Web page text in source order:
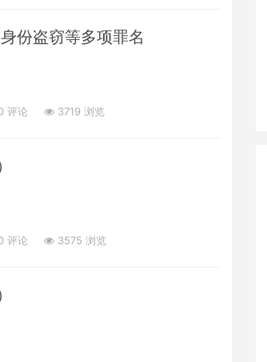
份盗窃等多项罪名
评论 3719 浏览
评论 3575 浏览